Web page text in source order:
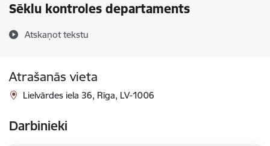
Sēklu kontroles departaments
Atskaņot tekstu
Atrašanās vieta
Lielvārdes iela 36, Rīga, LV-1006
Darbinieki